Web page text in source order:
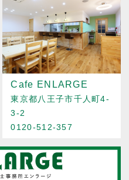
Cafe ENLARGE
東京都八王子市千人町4-
3-2
0120-512-357